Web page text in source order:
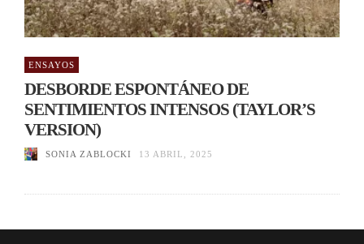
ENSAYOS
DESBORDE ESPONTÁNEO DE
SENTIMIENTOS INTENSOS (TAYLOR’S
VERSION)
SONIA ZABLOCKI 13 ABRIL, 2025